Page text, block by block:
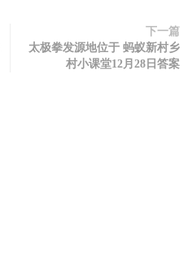
下一篇
太极拳发源地位于 蚂蚁新村乡
村小课堂12月28日答案